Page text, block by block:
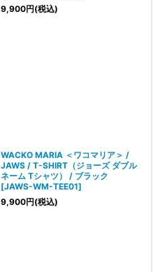
9,900円(税込)
WACKO MARIA ＜ワコマリア＞ /
JAWS / T-SHIRT（ジョーズ ダブル
ネーム Tシャツ） / ブラック
[JAWS-WM-TEE01]
9,900円(税込)